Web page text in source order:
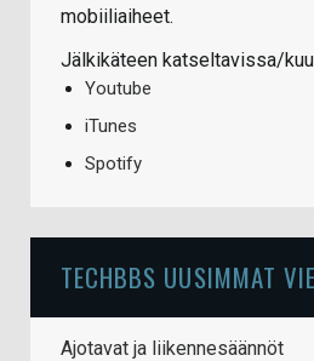
mobiiliaiheet.
Jälkikäteen katseltavissa/
Youtube
iTunes
Spotify
TECHBBS UUSIMMAT
Ajotavat ja liikennesäännöt